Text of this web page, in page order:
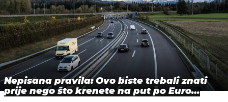
Nepisana pravila: Ovo biste trebali znati
prije nego što krenete na put po Euro…